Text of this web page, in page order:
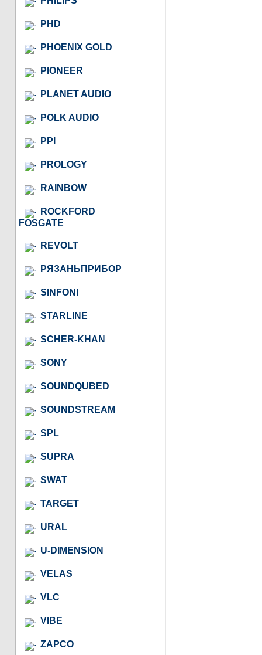
PHD
PHOENIX GOLD
PIONEER
PLANET AUDIO
POLK AUDIO
PPI
PROLOGY
RAINBOW
ROCKFORD
FOSGATE
REVOLT
РЯЗАНЬПРИБОР
SINFONI
STARLINE
SCHER-KHAN
SONY
SOUNDQUBED
SOUNDSTREAM
SPL
SUPRA
SWAT
TARGET
URAL
U-DIMENSION
VELAS
VLC
VIBE
ZAPCO